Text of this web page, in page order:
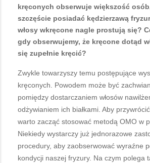
kręconych obserwuje większość
szczęście posiadać kędzierzawą
włosy wkręcone nagle prostują się?
gdy obserwujemy, że kręcone dotąd
się zupełnie kręcić?
Zwykle towarzyszy temu postępujące
kręconych. Powodem może być
pomiędzy dostarczaniem włosów
odżywianiem ich białkami. Aby
warto zacząć stosować metodą OMO w
Niekiedy wystarczy już jednorazowe
procedury, aby zaobserwować wyraźne
kondycji naszej fryzury. Na czym polega